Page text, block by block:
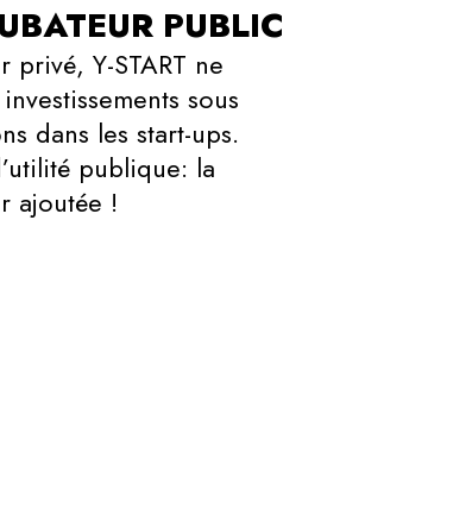
PUBLIC
Y-START ne
sous
dans les start-ups.
publique: la
ajoutée !